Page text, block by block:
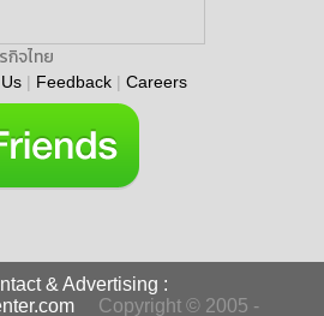
กิจไทย
| Feedback | Careers
& Advertising :
Copyright © 2005 -